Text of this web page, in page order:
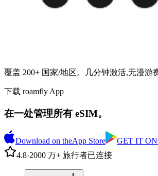
覆盖 200+ 国家/地区。几分钟激活,无漫游
下载 roamfly App
在一处管理所有 eSIM。
Download on theApp Store GET IT ON
4.8·2000 万+ 旅行者已连接